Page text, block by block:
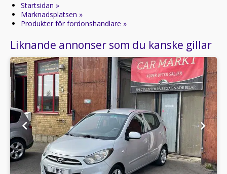
Startsidan »
Marknadsplatsen »
Produkter för fordonshandlare »
Liknande annonser som du kanske gillar